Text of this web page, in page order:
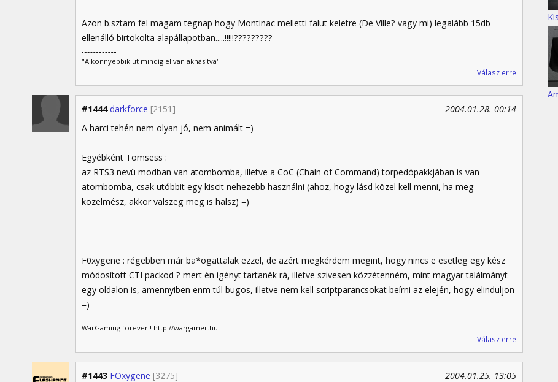
Azon b.sztam fel magam tegnap hogy Montinac melletti falut keletre (De Ville? vagy mi) legalább 15db
ellenálló birtokolta alapállapotban.....!!!!!?????????
"A könnyebbik út mindíg el van aknásítva"
Válasz erre
#1444 darkforce [2151]
2004.01.28. 00:14
A harci tehén nem olyan jó, nem animált =)
Egyébként Tomsess :
az RTS3 nevü modban van atombomba, illetve a CoC (Chain of Command) torpedópakkjában is van
atombomba, csak utóbbit egy kiscit nehezebb használni (ahoz, hogy lásd közel kell menni, ha meg
közelmész, akkor valszeg meg is halsz) =)
F0xygene : régebben már ba*ogattalak ezzel, de azért megkérdem megint, hogy nincs e esetleg egy kész
módosított CTI packod ? mert én igényt tartanék rá, illetve szivesen közzétenném, mint magyar találmányt
egy oldalon is, amennyiben enm túl bugos, illetve nem kell scriptparancsokat beírni az elején, hogy elinduljon
=)
WarGaming forever ! http://wargamer.hu
Válasz erre
#1443 FOxygene [3275]
2004.01.25. 13:05